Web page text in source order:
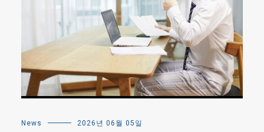
News 2026년 06월 05일